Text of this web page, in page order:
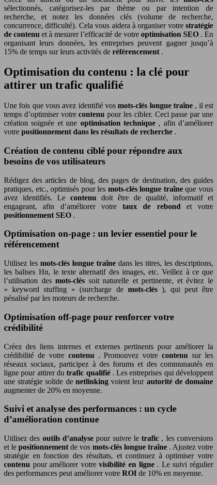
sélectionnés, catégorisez-les par thème ou par intention de
recherche, et notez les données clés (volume de recherche,
concurrence, difficulté). Cela vous aidera à organiser votre stratégie
de contenu et à mesurer l’efficacité de votre optimisation SEO . En
organisant leurs données, les entreprises peuvent gagner jusqu’à
15% de temps sur leurs activités de référencement .
Optimisation du contenu : la clé pour
attirer un trafic qualifié
Une fois que vous avez identifié vosmots-clés longue traîne , il est
temps d’optimiser votrecontenupour les cibler. Ceci passe par une
création soignée et une optimisation technique , afin d’améliorer
votre positionnement dans les résultats de recherche .
Création de contenu ciblé pour répondre aux
besoins de vos utilisateurs
Rédigez des articles de blog, des pages de destination, des guides
pratiques, etc., optimisés pour les mots-clés longue traîneque vous
avez identifiés. Le contenu doit être de qualité, informatif et
engageant, afin d’améliorer votre taux de rebond et votre
positionnement SEO .
Optimisation on-page : un levier essentiel pour le
référencement
Utilisez les mots-clés longue traîne dans les titres, les descriptions,
les balises Hn, le texte alternatif des images, etc. Veillez à ce que
l’utilisation desmots-clés soit naturelle et pertinente, et évitez le
« keyword stuffing » (surcharge de mots-clés ), qui peut être
pénalisé par les moteurs de recherche.
Optimisation off-page pour renforcer votre
crédibilité
Créez des liens internes et externes pertinents pour améliorer la
crédibilité de votre contenu . Promouvez votrecontenusur les
réseaux sociaux, participez à des forums et des communautés en
ligne pour attirer dutrafic qualifié . Les entreprises qui développent
une stratégie solide de netlinkingvoient leur autorité de domaine
augmenter de 20% en moyenne.
Suivi et analyse des performances : un cycle
d’amélioration continue
Utilisez des outils d’analysepour suivre letrafic , les conversions
et lepositionnementde vos mots-clés longue traîne . Ajustez votre
stratégie en fonction des résultats, et continuez à optimiser votre
contenu pour améliorer votrevisibilité en ligne . Le suivi régulier
des performances peut améliorer votre ROI de 10% en moyenne.